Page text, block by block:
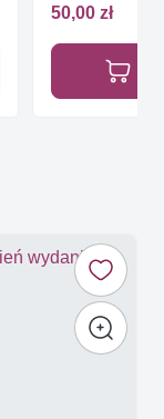
50,00 zł